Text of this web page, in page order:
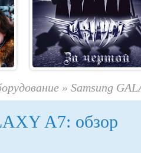
» Samsung
A7: обзор